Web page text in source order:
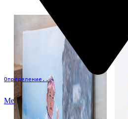
Определение...
Меню